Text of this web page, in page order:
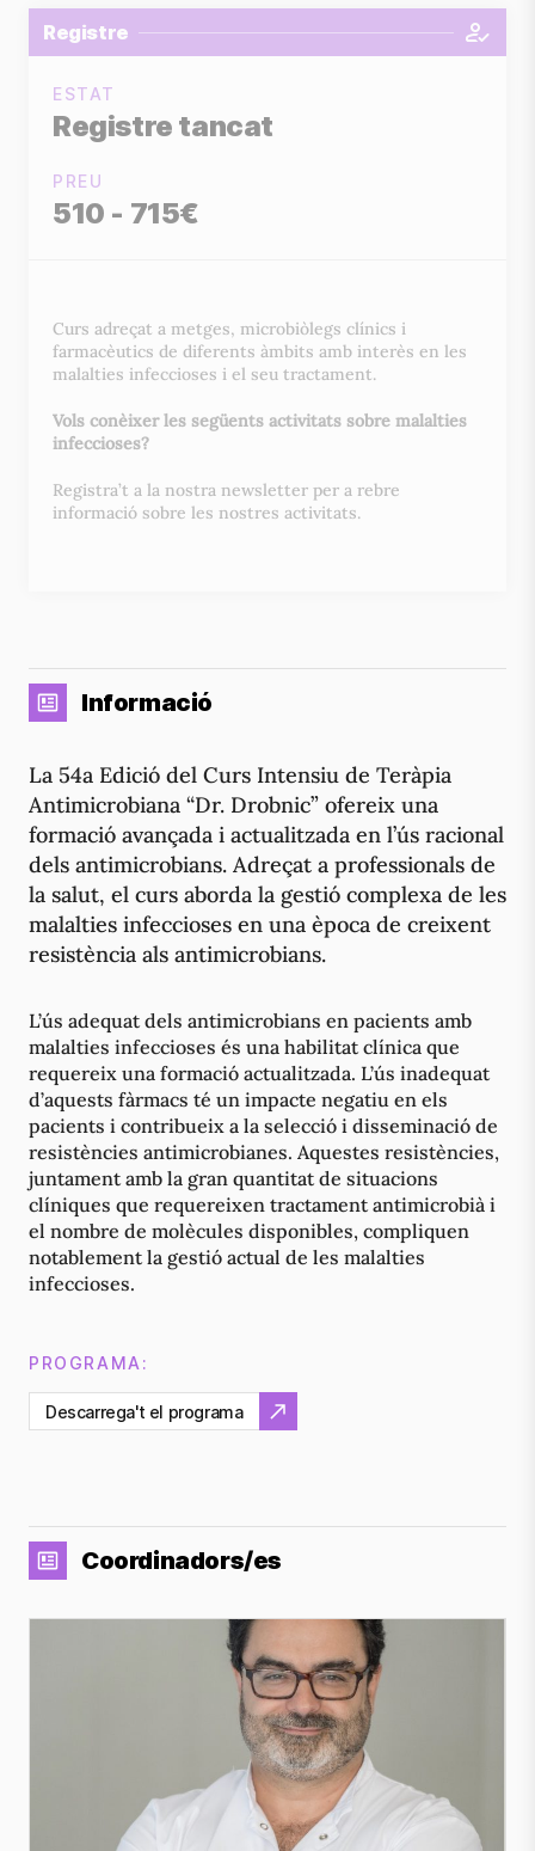
Registre
ESTAT
Registre tancat
PREU
510 - 715€
Curs adreçat a metges, microbiòlegs clínics i
farmacèutics de diferents àmbits amb interès en les
malalties infeccioses i el seu tractament.
Vols conèixer les següents activitats sobre malalties
infeccioses?
Registra’t a la nostra newsletter per a rebre
informació sobre les nostres activitats.
Informació
La 54a Edició del Curs Intensiu de Teràpia
Antimicrobiana “Dr. Drobnic” ofereix una
formació avançada i actualitzada en l’ús racional
dels antimicrobians. Adreçat a professionals de
la salut, el curs aborda la gestió complexa de les
malalties infeccioses en una època de creixent
resistència als antimicrobians.
L’ús adequat dels antimicrobians en pacients amb
malalties infeccioses és una habilitat clínica que
requereix una formació actualitzada. L’ús inadequat
d’aquests fàrmacs té un impacte negatiu en els
pacients i contribueix a la selecció i disseminació de
resistències antimicrobianes. Aquestes resistències,
juntament amb la gran quantitat de situacions
clíniques que requereixen tractament antimicrobià i
el nombre de molècules disponibles, compliquen
notablement la gestió actual de les malalties
infeccioses.
PROGRAMA:
Descarrega't el programa
Coordinadors/es